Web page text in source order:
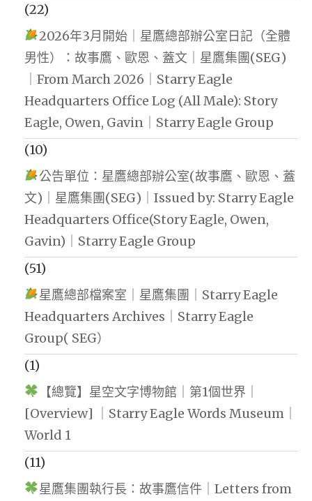
(22)
2026年3月開始｜星鷹總部辦公室日記（全體
男性）：故事鷹、歐恩、蓋文｜星鷹集團(SEG)
｜From March 2026｜Starry Eagle
Headquarters Office Log (All Male): Story
Eagle, Owen, Gavin｜Starry Eagle Group
(10)
公告單位：星鷹總部辦公室(故事鷹、歐恩、蓋
文)｜星鷹集團(SEG)｜Issued by: Starry Eagle
Headquarters Office(Story Eagle, Owen,
Gavin)｜Starry Eagle Group
(51)
星鷹總部檔案室｜星鷹集團｜Starry Eagle
Headquarters Archives｜Starry Eagle
Group( SEG）
(1)
【總覽】星空文字博物館｜第1個世界｜
[Overview] ｜Starry Eagle Words Museum｜
World 1
(11)
星鷹集團執行長：故事鷹信件｜Letters from